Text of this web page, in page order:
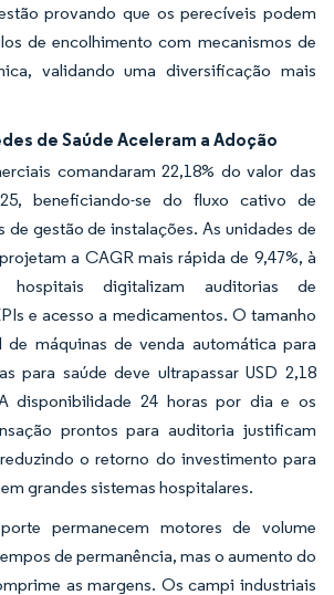
provando que os perecíveis podem
de encolhimento com mecanismos de
validando uma diversificação mais
de Saúde Aceleram a Adoção
comandaram 22,18% do valor das
beneficiando-se do fluxo cativo de
de gestão de instalações. As unidades de
a CAGR mais rápida de 9,47%, à
digitalizam auditorias de
e acesso a medicamentos. O tamanho
máquinas de venda automática para
para saúde deve ultrapassar USD 2,18
disponibilidade 24 horas por dia e os
prontos para auditoria justificam
o retorno do investimento para
grandes sistemas hospitalares.
permanecem motores de volume
de permanência, mas o aumento do
as margens. Os campi industriais